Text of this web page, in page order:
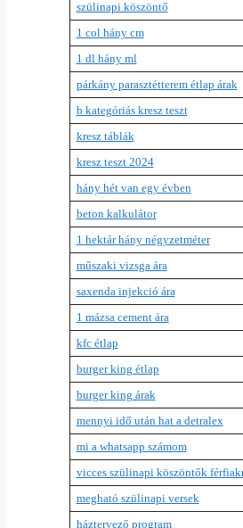
szülinapi köszöntő
1 col hány cm
1 dl hány ml
párkány parasztétterem étlap árak
b kategóriás kresz teszt
kresz táblák
kresz teszt 2024
hány hét van egy évben
beton kalkulátor
1 hektár hány négyzetméter
műszaki vizsga ára
saxenda injekció ára
1 mázsa cement ára
kfc étlap
burger king étlap
burger king árak
mennyi idő után hat a detralex
mi a whatsapp számom
vicces szülinapi köszöntők
megható szülinapi versek
háztervező program